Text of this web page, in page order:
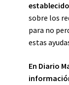
sobre los
para no
estas
En Diario